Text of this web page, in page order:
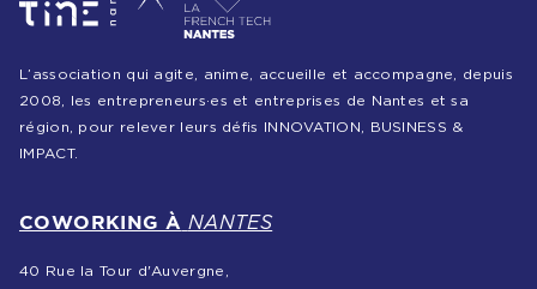
L’association qui agite, anime, accueille et accompagne, depuis
2008, les entrepreneurs·es et entreprises de Nantes et sa
région, pour relever leurs défis INNOVATION, BUSINESS &
IMPACT.
COWORKING À NANTES
40 Rue la Tour d'Auvergne,